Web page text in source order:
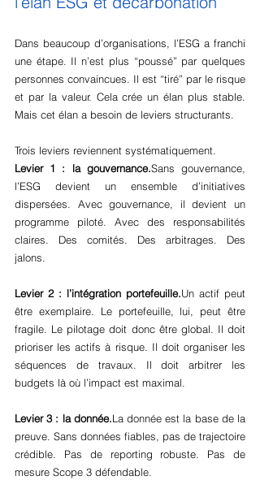
Dans beaucoup d’organisations, l’ESG a franchi
une étape. Il n’est plus “poussé” par quelques
personnes convaincues. Il est “tiré” par le risque
et par la valeur. Cela crée un élan plus stable.
Mais cet élan a besoin de leviers structurants.
Trois leviers reviennent systématiquement.
Levier 1 : la gouvernance.Sans gouvernance,
l’ESG devient un ensemble d’initiatives
dispersées. Avec gouvernance, il devient un
programme piloté. Avec des responsabilités
claires. Des comités. Des arbitrages. Des
jalons.
Levier 2 : l’intégration portefeuille.Un actif peut
être exemplaire. Le portefeuille, lui, peut être
fragile. Le pilotage doit donc être global. Il doit
prioriser les actifs à risque. Il doit organiser les
séquences de travaux. Il doit arbitrer les
budgets là où l’impact est maximal.
Levier 3 : la donnée.La donnée est la base de la
preuve. Sans données fiables, pas de trajectoire
crédible. Pas de reporting robuste. Pas de
mesure Scope 3 défendable.